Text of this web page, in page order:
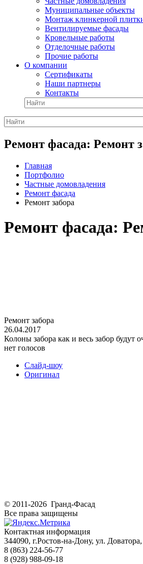
Муниципальные объекты
Монтаж клинкерной
Вентилируемые фасады
Кровельные работы
Отделочные работы
Прочие работы
О компании
Сертификаты
Наши партнеры
Контакты
Ремонт фасада: Ремонт
Главная
Портфолио
Частные домовладения
Ремонт фасада
Ремонт забора
Ремонт фасада:
Ремонт забора
26.04.2017
Колоны забора как и весь забор будут
нет голосов
Слайд-шоу
Оригинал
© 2011-2026 Гранд-Фасад
Все права защищены
Контактная информация
344090, г.Ростов-на-Дону, ул.
8 (863) 224-56-77
8 (928) 988-09-18